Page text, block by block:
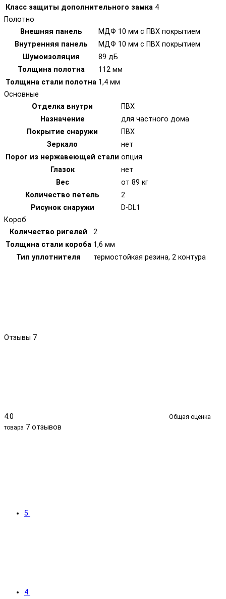
Класс защиты дополнительного замка 4
Полотно
Внешняя панель
МДФ 10 мм с ПВХ покрытием
Внутренняя панель
МДФ 10 мм с ПВХ покрытием
Шумоизоляция
89 дБ
Толщина полотна
112 мм
Толщина стали полотна 1,4 мм
Основные
Отделка внутри
ПВХ
Назначение
для частного дома
Покрытие снаружи
ПВХ
Зеркало
нет
Порог из нержавеющей стали опция
Глазок
нет
Вес
от 89 кг
Количество петель
2
Рисунок снаружи
D-DL1
Короб
Количество ригелей
2
Толщина стали короба 1,6 мм
Тип уплотнителя
термостойкая резина, 2 контура
Отзывы 7
4.0
Общая оценка
товара 7 отзывов
5
4